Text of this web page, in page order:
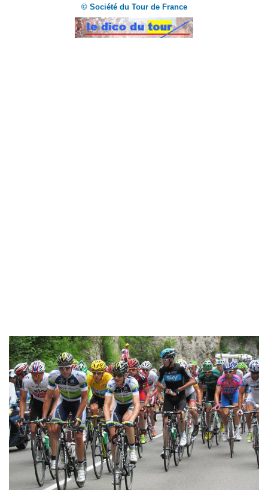
© Société du Tour de France